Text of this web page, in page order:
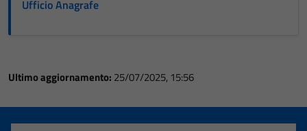
Ufficio Anagrafe
Ultimo aggiornamento: 25/07/2025, 15:56